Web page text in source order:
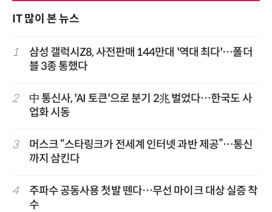
IT 많이 본 뉴스
1
삼성 갤럭시Z8, 사전판매 144만대 '역대 최다'…폴더
블 3종 통했다
2
中 통신사, 'AI 토큰'으로 분기 2兆 벌었다…한국도 사
업화 시동
3
머스크 “스타링크가 전세계 인터넷 과반 제공”…통신
까지 삼킨다
4
주파수 공동사용 첫발 뗀다…무선 마이크 대상 실증 착
수